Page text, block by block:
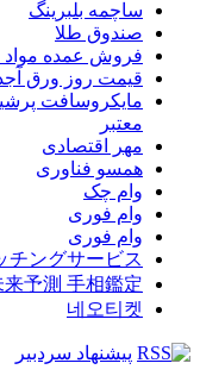
ساچمه بلبرینگ
صندوق طلا
فروش عمده مواد
قیمت روز ورق
مایکروسافت
معتبر
مهر اقتصادی
همسو فناوری
وام چک
وام فوری
وام فوری
チングサービス
来予測 手相鑑定
네오티켓
پیشنهاد سردبیر